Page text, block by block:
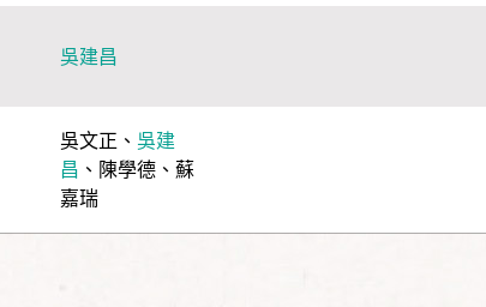
吳建昌
吳文正 、 吳建
昌 、 陳學德 、 蘇
嘉瑞